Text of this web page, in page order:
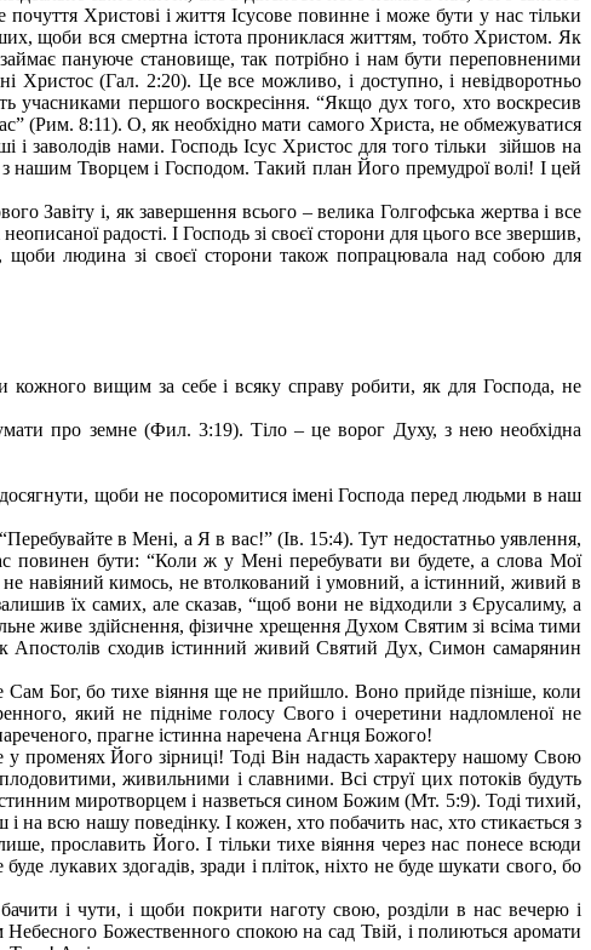
Христові і життя Ісусове повинне і може бути у нас тільки
щоби вся смертна істота прониклася життям, тобто Христом. Як
займає пануюче становище, так потрібно і нам бути переповненими
Христос (Гал. 2:20). Це все можливо, і доступно, і невідворотньо
учасниками першого воскресіння. “Якщо дух того, хто воскресив
(Рим. 8:11). О, як необхідно мати самого Христа, не обмежуватися
заволодів нами. Господь Ісус Христос для того тільки зійшов на
нашим Творцем і Господом. Такий план Його премудрої волі! І цей
Завіту і, як завершення всього – велика Голгофська жертва і все
радості. І Господь зі своєї сторони для цього все звершив,
людина зі своєї сторони також попрацювала над собою для
кожного вищим за себе і всяку справу робити, як для Господа, не
про земне (Фил. 3:19). Тіло – це ворог Духу, з нею необхідна
досягнути, щоби не посоромитися імені Господа перед людьми в наш
в Мені, а Я в вас!” (Ів. 15:4). Тут недостатньо уявлення,
повинен бути: “Коли ж у Мені перебувати ви будете, а слова Мої
не навіяний кимось, не втолкований і умовний, а істинний, живий в
їх самих, але сказав, “щоб вони не відходили з Єрусалиму, а
живе здійснення, фізичне хрещення Духом Святим зі всіма тими
Апостолів сходив істинний живий Святий Дух, Симон самарянин
Бог, бо тихе віяння ще не прийшло. Воно прийде пізніше, коли
який не підніме голосу Свого і очеретини надломленої не
прагне істинна наречена Агнця Божого!
у променях Його зірниці! Тоді Він надасть характеру нашому Свою
живильними і славними. Всі струї цих потоків будуть
миротворцем і назветься сином Божим (Мт. 5:9). Тоді тихий,
всю нашу поведінку. І кожен, хто побачить нас, хто стикається з
прославить Його. І тільки тихе віяння через нас понесе всюди
лукавих здогадів, зради і пліток, ніхто не буде шукати свого, бо
і чути, і щоби покрити наготу свою, розділи в нас вечерю і
Божественного спокою на сад Твій, і полиються аромати